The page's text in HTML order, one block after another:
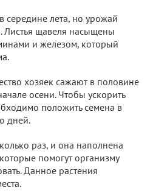
середине лета, но урожай
Листья щавеля насыщены
и железом, который
хозяек сажают в половине
осени. Чтобы ускорить
положить семена в
дней.
раз, и она наполнена
помогут организму
Данное растения